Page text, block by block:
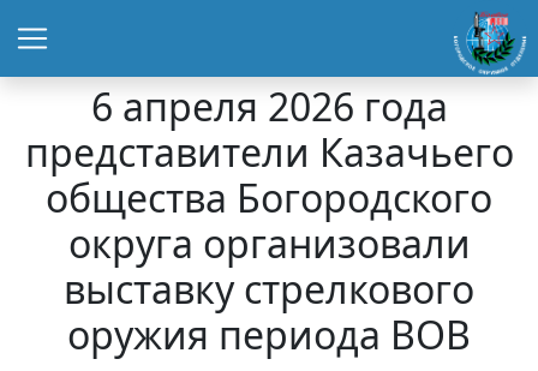
6 апреля 2026 года
представители Казачьего
общества Богородского
округа организовали
выставку стрелкового
оружия периода ВОВ